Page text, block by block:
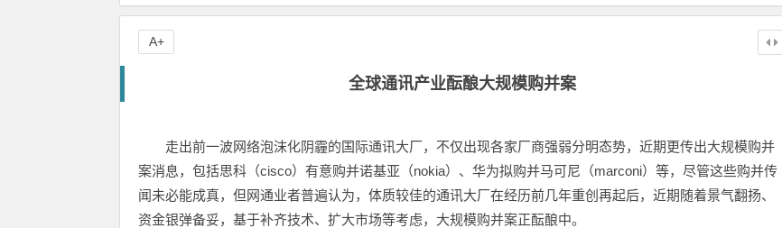
全球通讯产业酝酿大规模购并案
走出前一波网络泡沫化阴霾的国际通讯大厂，不仅出现各家厂商强弱分明态势，近期更传出大规模购并
案消息，包括思科（cisco）有意购并诺基亚（nokia）、华为拟购并马可尼（marconi）等，尽管这些购并传
闻未必能成真，但网通业者普遍认为，体质较佳的通讯大厂在经历前几年重创再起后，近期随着景气翻扬、
资金银弹备妥，基于补齐技术、扩大市场等考虑，大规模购并案正酝酿中。
A+